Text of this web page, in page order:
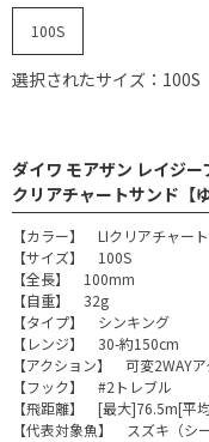
100S
選択されたサイズ：100S
ダイワ モアザン レイジ
クリアチャートサンド【
【カラー】 LIクリアチャー
【サイズ】 100S
【全長】 100mm
【自重】 32g
【タイプ】 シンキング
【レンジ】 30-約150cm
【アクション】 可変2WAY
【フック】 #2トレブル
【飛距離】 [最大]76.5m[平
【代表対象魚】 スズキ（シ